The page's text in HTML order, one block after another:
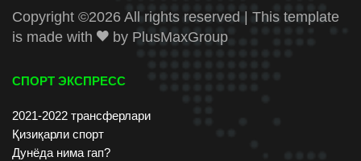
Copyright ©2026 All rights reserved | This template
is made with
by PlusMaxGroup
СПОРТ ЭКСПРЕСС
2021-2022 трансферлари
Қизиқарли спорт
Дунёда нима гап?